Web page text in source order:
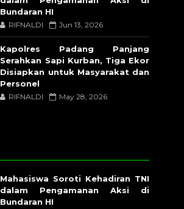
Bundaran HI
RIFNALDI Jun 13, 2026
Kapolres Padang Panjang
Serahkan Sapi Kurban, Tiga Ekor
Disiapkan untuk Masyarakat dan
Personel
RIFNALDI May 28, 2026
Mahasiswa Soroti Kehadiran TNI
dalam Pengamanan Aksi di
Bundaran HI